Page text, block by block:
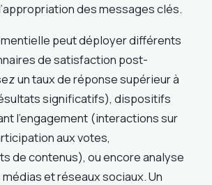
des messages clés.
peut déployer différents
de satisfaction post-
un taux de réponse supérieur à
significatifs), dispositifs
l’engagement (interactions sur
aux votes,
de contenus), ou encore analyse
et réseaux sociaux. Un